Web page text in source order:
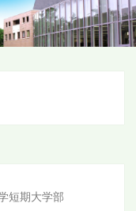
短期大学部